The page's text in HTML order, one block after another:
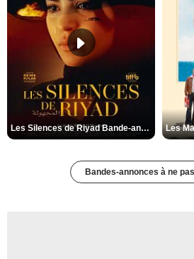
Les Silences de Riyad Bande-annonce VO STFR
Bandes-annonces à ne